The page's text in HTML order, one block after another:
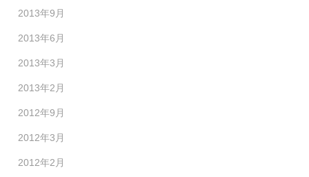
2013年9月
2013年6月
2013年3月
2013年2月
2012年9月
2012年3月
2012年2月